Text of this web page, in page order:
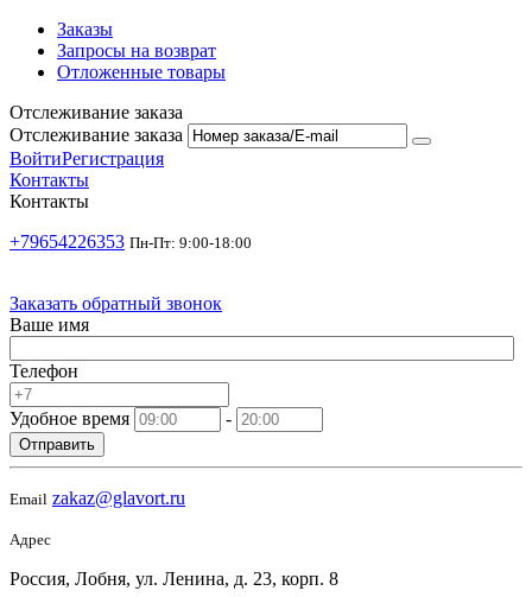
Заказы
Запросы на возврат
Отложенные товары
Отслеживание заказа
Отслеживание заказа
ВойтиРегистрация
Контакты
Контакты
+79654226353 Пн-Пт: 9:00-18:00
Заказать обратный звонок
Ваше имя
Телефон
Удобное время -
Отправить
Email zakaz@glavort.ru
Адрес
Россия, Лобня, ул. Ленина, д. 23, корп. 8